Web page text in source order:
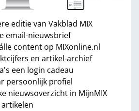
editie van Vakblad MIX
email-nieuwsbrief
content op MIXonline.nl
en artikel-archief
een login cadeau
persoonlijk profiel
nieuwsoverzicht in MijnMIX
artikelen